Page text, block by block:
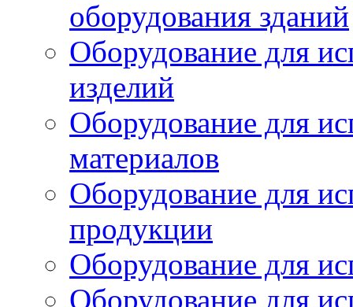
оборудования зданий
Оборудование для
изделий
Оборудование для
материалов
Оборудование для
продукции
Оборудование для
Оборудование для